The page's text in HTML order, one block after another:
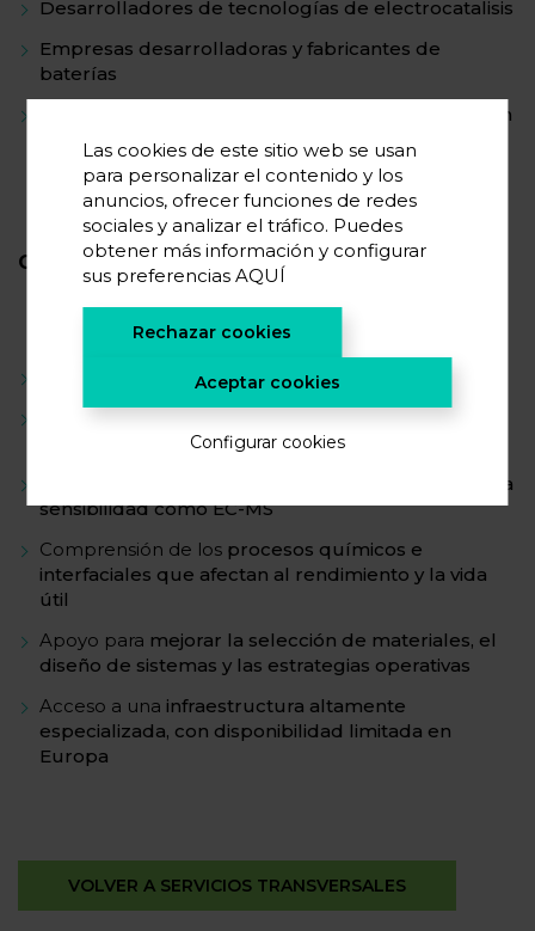
Desarrolladores de tecnologías de electrocatalisis
Empresas desarrolladoras y fabricantes de
baterías
Centros de I+D y equipos industriales que trabajan
en sistemas electroquímicos
OFRECEMOS - SOLUCIONES
Análisis de causa raíz de degradación y fallos
asociados a evolución de gases
técnicas de alta
sensibilidad como EC-MS
Comprensión de los procesos químicos e
interfaciales que afectan al rendimiento y la vida
útil
Apoyo para mejorar la selección de materiales, el
diseño de sistemas y las estrategias operativas
Acceso a una infraestructura altamente
especializada, con disponibilidad limitada en
Europa
VOLVER A SERVICIOS TRANSVERSALES
Las cookies de este sitio web se usan
para personalizar el contenido y los
anuncios, ofrecer funciones de redes
sociales y analizar el tráfico. Puedes
obtener más información y configurar
sus preferenciasAQUÍ
Rechazar cookies
Aceptar cookies
Configurar cookies